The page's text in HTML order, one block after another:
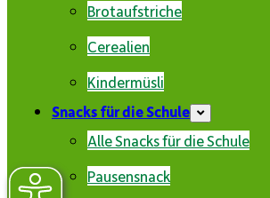
Brotaufstriche
Cerealien
Kindermüsli
Snacks für die Schule
Alle Snacks für die Schule
Pausensnack